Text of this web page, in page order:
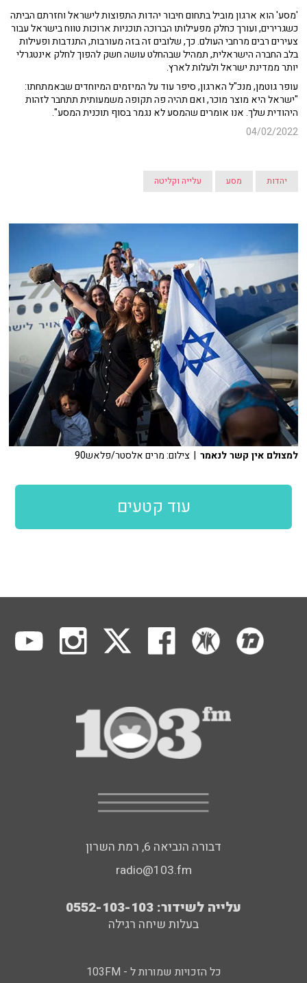
'מסע' הוא ארגון מוביל בתחום חיבור יהדות התפוצות לישראל וחזרתם הביתה
כשגרירים, ועורך כחלק מפעילותו הברוכה תוכניות ארוכות טווח בישראל עבור
צעירים רבים מרחבי העולם. כך, שלובים זה בזה מעורבות, התנדבות ופעילות
בלב החברה הישראלית, תמהיל שבהחלט עושה חשק להפוך לחלק אינטגרלי
יותר ממדינת ישראל ולעלות לארץ.
עופר גוטמן, מנכ"ל הארגון, סיפר עוד על המיזמים המיוחדים שבאמתחתו:
"ישראל היא מוצר מוכר, ואם תהיה פה תקופה משמעותית תתחבר לזהות
היהודית שלך. אנו אומרים שהמסע לא נגמר בסוף תוכנית המסע".
04/02/2022
יהדות מסע עלייה וקליטה
למצולם אין קשר לנאמר | צילום: מרים אלסטר/פלאש90
עוד קטעים
דבורה הנביאה 6, רמת השרון
radio@103.fm
עלייה לשידור: 0552-103-103
בעלות שיחה רגילה
כל הזכויות שמורות ל - 103FM